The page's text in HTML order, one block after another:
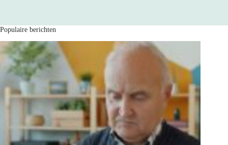
Populaire berichten